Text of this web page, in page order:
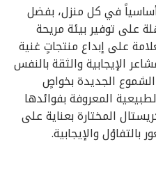
في كل منزل، بفضل
على توفير بيئة مريحة
على إبداع منتجاتٍ غنية
الإيجابية والثقة بالنفس
الجديدة بخواصٍ
المعروفة بفوائدها
المختارة بعناية على
بالتفاؤل والإيجابية.